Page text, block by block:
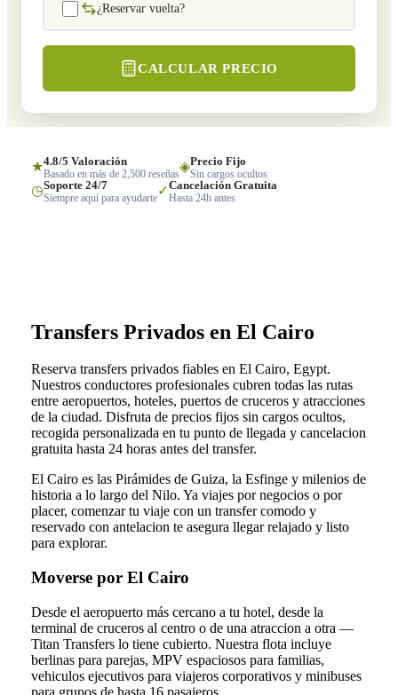
¿Reservar vuelta?
CALCULAR PRECIO
★4.8/5 Valoración
Basado en más de 2,500 reseñas◈Precio Fijo
Sin cargos ocultos
◷Soporte 24/7
Siempre aquí para ayudarte✓Cancelación Gratuita
Hasta 24h antes
Transfers Privados en El Cairo
Reserva transfers privados fiables en El Cairo, Egypt.
Nuestros conductores profesionales cubren todas las rutas
entre aeropuertos, hoteles, puertos de cruceros y atracciones
de la ciudad. Disfruta de precios fijos sin cargos ocultos,
recogida personalizada en tu punto de llegada y cancelacion
gratuita hasta 24 horas antes del transfer.
El Cairo es las Pirámides de Guiza, la Esfinge y milenios de
historia a lo largo del Nilo. Ya viajes por negocios o por
placer, comenzar tu viaje con un transfer comodo y
reservado con antelacion te asegura llegar relajado y listo
para explorar.
Moverse por El Cairo
Desde el aeropuerto más cercano a tu hotel, desde la
terminal de cruceros al centro o de una atraccion a otra —
Titan Transfers lo tiene cubierto. Nuestra flota incluye
berlinas para parejas, MPV espaciosos para familias,
vehiculos ejecutivos para viajeros corporativos y minibuses
para grupos de hasta 16 pasajeros.